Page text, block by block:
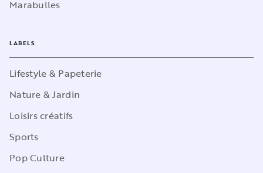
Marabulles
LABELS
Lifestyle & Papeterie
Nature & Jardin
Loisirs créatifs
Sports
Pop Culture